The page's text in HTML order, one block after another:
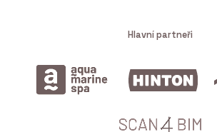
Hlavní partneři